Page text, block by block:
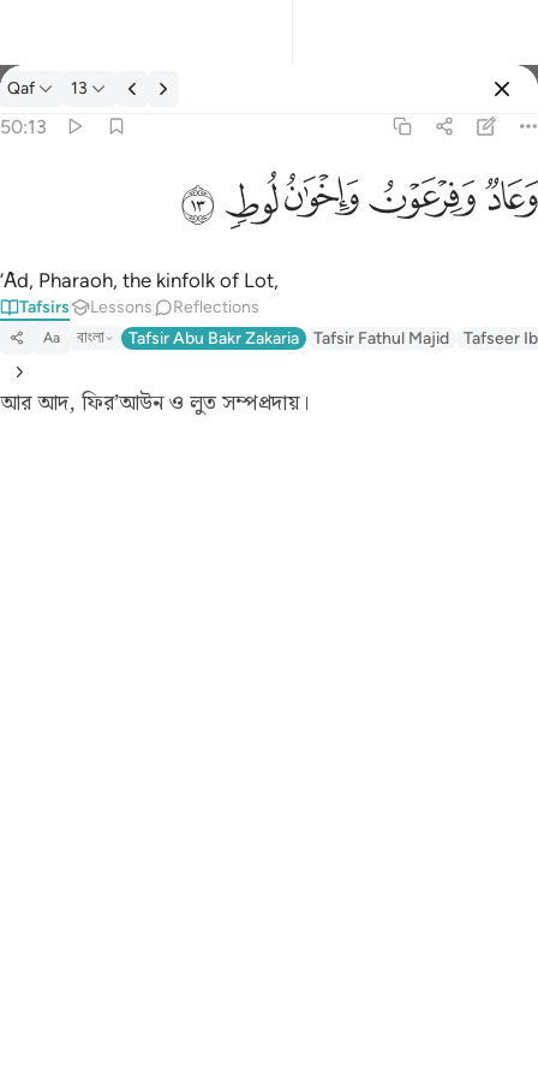
Tafsir: Qaf 50:13
Qaf 13
50:13
وَعَادٌۭ وَفِرْعَوْنُ وَإِخْوَٰنُ لُوطٍۢ ١٣
ﲳﲴﲵﲶﲷ
’Ȃd, Pharaoh, the kinfolk of Lot,
Tafsirs Lessons Reflections
Aa বাংলা Tafsir Abu Bakr Zakaria Tafsir Fathul Majid Tafseer
আর আদ, ফির’আউন ও লুত সম্পপ্ৰদায়।